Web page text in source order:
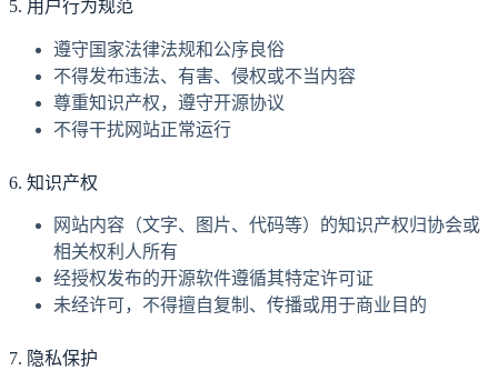
5. 用户行为规范
遵守国家法律法规和公序良俗
不得发布违法、有害、侵权或不当内容
尊重知识产权，遵守开源协议
不得干扰网站正常运行
6. 知识产权
网站内容（文字、图片、代码等）的知识产权归协会或
相关权利人所有
经授权发布的开源软件遵循其特定许可证
未经许可，不得擅自复制、传播或用于商业目的
7. 隐私保护